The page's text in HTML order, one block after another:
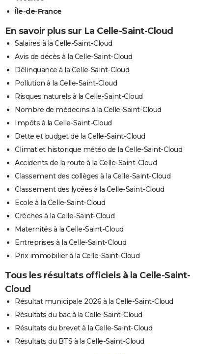
Île-de-France
En savoir plus sur La Celle-Saint-Cloud
Salaires à la Celle-Saint-Cloud
Avis de décès à la Celle-Saint-Cloud
Délinquance à la Celle-Saint-Cloud
Pollution à la Celle-Saint-Cloud
Risques naturels à la Celle-Saint-Cloud
Nombre de médecins à la Celle-Saint-Cloud
Impôts à la Celle-Saint-Cloud
Dette et budget de la Celle-Saint-Cloud
Climat et historique météo de la Celle-Saint-Cloud
Accidents de la route à la Celle-Saint-Cloud
Classement des collèges à la Celle-Saint-Cloud
Classement des lycées à la Celle-Saint-Cloud
Ecole à la Celle-Saint-Cloud
Crèches à la Celle-Saint-Cloud
Maternités à la Celle-Saint-Cloud
Entreprises à la Celle-Saint-Cloud
Prix immobilier à la Celle-Saint-Cloud
Tous les résultats officiels à la Celle-Saint-
Cloud
Résultat municipale 2026 à la Celle-Saint-Cloud
Résultats du bac à la Celle-Saint-Cloud
Résultats du brevet à la Celle-Saint-Cloud
Résultats du BTS à la Celle-Saint-Cloud